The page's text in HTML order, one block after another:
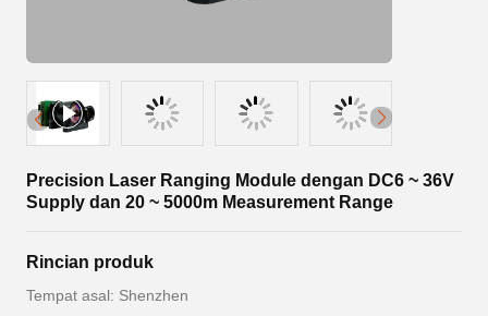
Precision Laser Ranging Module dengan DC6 ~ 36V
Supply dan 20 ~ 5000m Measurement Range
Rincian produk
Tempat asal: Shenzhen